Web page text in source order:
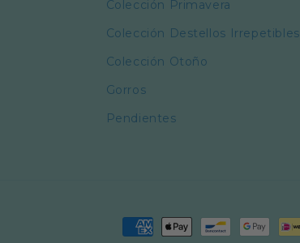
Colección Primavera
Colección Destellos Irrepetibles
Colección Otoño
Gorros
Pendientes
Payment